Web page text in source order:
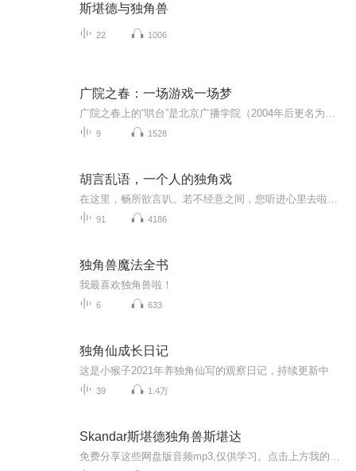
斯堪德与独角兽
22 1006
广院之春：一场游戏一场梦
9 1528
胡言乱语，一个人的独角戏
91 4186
独角兽魔法全书
我最喜欢独角兽啦！
6 633
独角仙成长日记
这是小猴子2021年养独角仙写的观察日记，持续更新中
39 1.4万
Skandar斯堪德独角兽斯堪达